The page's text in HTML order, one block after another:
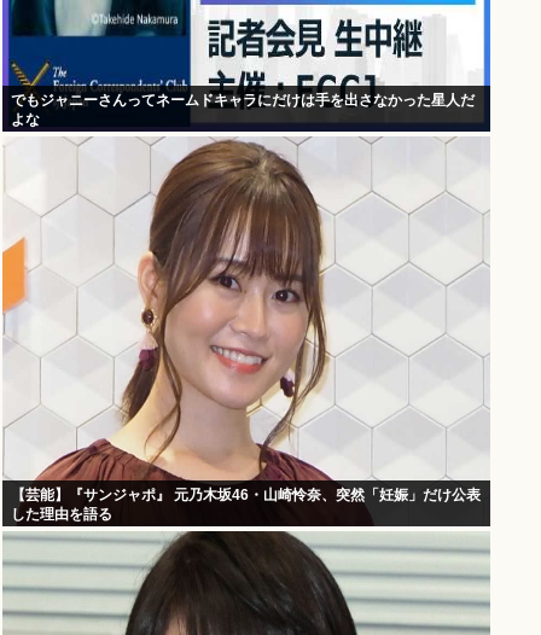
でもジャニーさんってネームドキャラにだけは手を出さなかった星人だ
よな
【芸能】『サンジャポ』 元乃木坂46・山崎怜奈、突然「妊娠」だけ公表
した理由を語る